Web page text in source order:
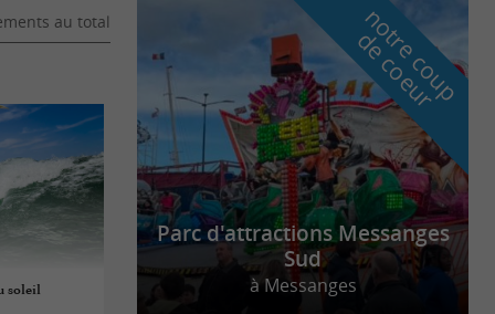
au total
soleil
n
o
t
r
e
c
o
u
p
d
e
c
o
e
u
r
Parc d'attractions Messanges
Sud
à Messanges